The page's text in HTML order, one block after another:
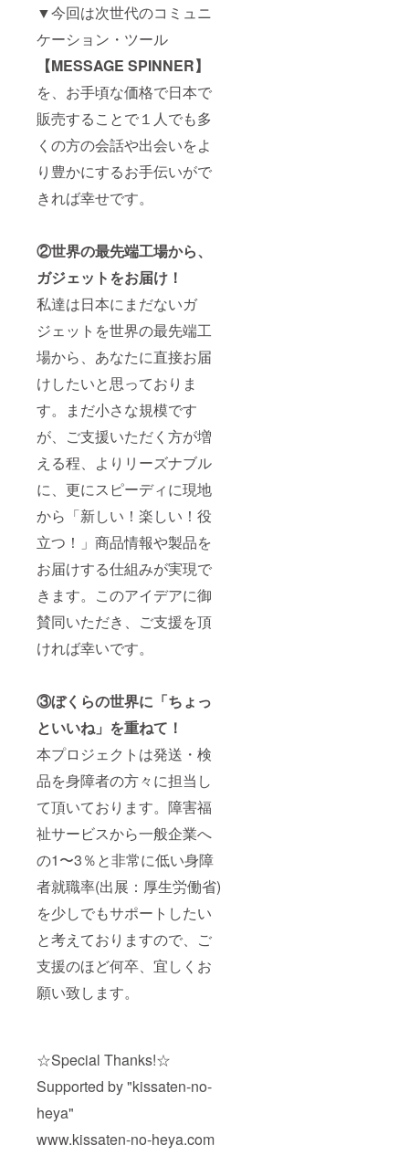
▼今回は次世代のコミュニ
ケーション・ツール
【MESSAGE SPINNER】
を、お手頃な価格で日本で
販売することで１人でも多
くの方の会話や出会いをよ
り豊かにするお手伝いがで
きれば幸せです。
②世界の最先端工場から、
ガジェットをお届け！
私達は日本にまだないガ
ジェットを世界の最先端工
場から、あなたに直接お届
けしたいと思っておりま
す。まだ小さな規模です
が、ご支援いただく方が増
える程、よりリーズナブル
に、更にスピーディに現地
から「新しい！楽しい！役
立つ！」商品情報や製品を
お届けする仕組みが実現で
きます。このアイデアに御
賛同いただき、ご支援を頂
ければ幸いです。
③ぼくらの世界に「ちょっ
といいね」を重ねて！
本プロジェクトは発送・検
品を身障者の方々に担当し
て頂いております。障害福
祉サービスから一般企業へ
の1〜3％と非常に低い身障
者就職率(出展：厚生労働省)
を少しでもサポートしたい
と考えておりますので、ご
支援のほど何卒、宜しくお
願い致します。
☆Special Thanks!☆
Supported by "kissaten-no-
heya"
www.kissaten-no-heya.com